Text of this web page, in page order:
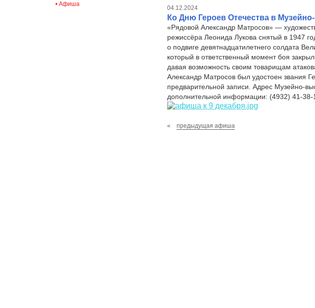
• Афиша
04.12.2024
Ко Дню Героев Отечества в
«Рядовой Александр Матросов» —
режиссёра Леонида Лукова снятый в 1947
о подвиге девятнадцатилетнего солдата
который в ответственный момент боя
давая возможность своим товарищам
Александр Матросов был удостоен звания
предварительной записи. Адрес Музейно-
дополнительной информации: (4932) 41-38-
« предыдущая афиша